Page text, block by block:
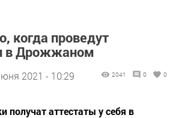
когда проведут
в Дрожжаном
2021 - 10:29 2041 0 0
получат аттестаты у себя в